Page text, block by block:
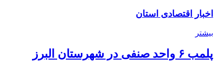
اخبار اقتصادی استان
بیشتر
پلمب ۶ واحد صنفی در شهرستان البرز